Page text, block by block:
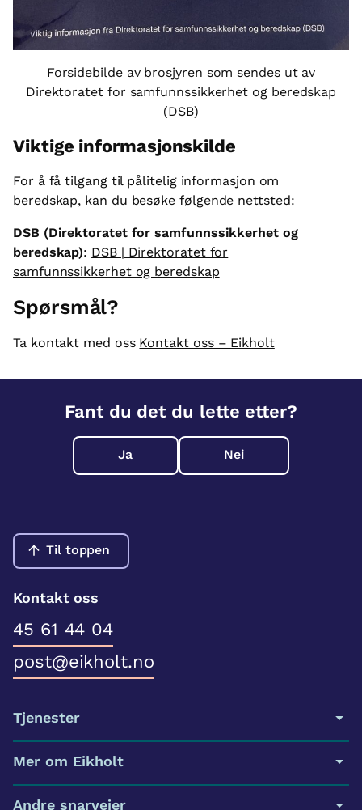
Forsidebilde av brosjyren som sendes ut av
Direktoratet for samfunnssikkerhet og beredskap
(DSB)
Viktige informasjonskilde
For å få tilgang til pålitelig informasjon om
beredskap, kan du besøke følgende nettsted:
DSB (Direktoratet for samfunnssikkerhet og
beredskap): DSB | Direktoratet for
samfunnssikkerhet og beredskap
Spørsmål?
Ta kontakt med oss Kontakt oss – Eikholt
Fant du det du lette etter?
Ja Nei
Til toppen
Kontakt oss
45 61 44 04
post@eikholt.no
Tjenester
Mer om Eikholt
Andre snarveier